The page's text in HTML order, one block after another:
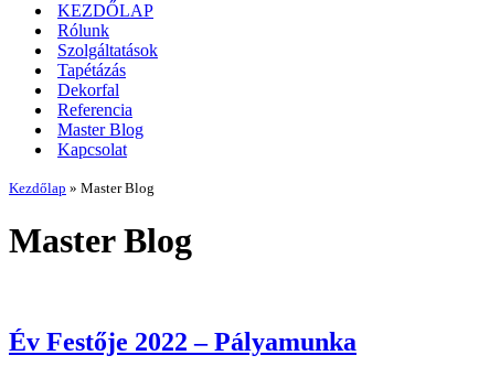
KEZDŐLAP
Rólunk
Szolgáltatások
Tapétázás
Dekorfal
Referencia
Master Blog
Kapcsolat
Kezdőlap » Master Blog
Master Blog
Év Festője 2022 – Pályamunka